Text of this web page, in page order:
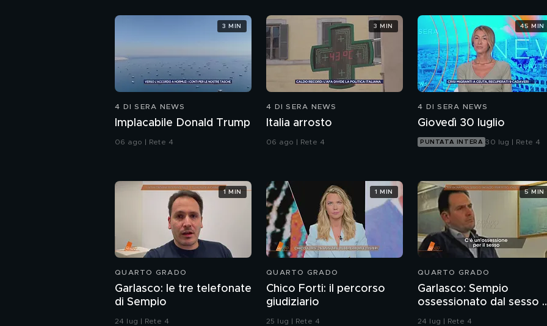
4 DI SERA NEWS
Implacabile Donald Trump
06 ago | Rete 4
3 MIN
4 DI SERA NEWS
Italia arrosto
06 ago | Rete 4
3 MIN
4 DI SERA NEWS
Giovedì 30 luglio
PUNTATA INTERA 30 lug | Rete 4
45 MIN
QUARTO GRADO
Garlasco: le tre telefonate
di Sempio
24 lug | Rete 4
1 MIN
QUARTO GRADO
Chico Forti: il percorso
giudiziario
25 lug | Rete 4
1 MIN
QUARTO GRADO
Garlasco: Sempio
ossessionato dal sesso
ragazzo rispettoso?
24 lug | Rete 4
5 MIN